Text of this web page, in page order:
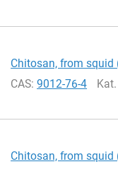
Chitosan, from squid
CAS:9012-76-4
Chitosan, from squid